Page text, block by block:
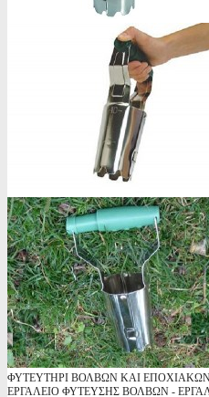
ΦΥΤΕΥΤΗΡΙ ΒΟΛΒΩΝ ΚΑΙ
ΕΡΓΑΛΕΙΟ ΦΥΤΕΥΣΗΣ ΒΟΛΒΩΝ -